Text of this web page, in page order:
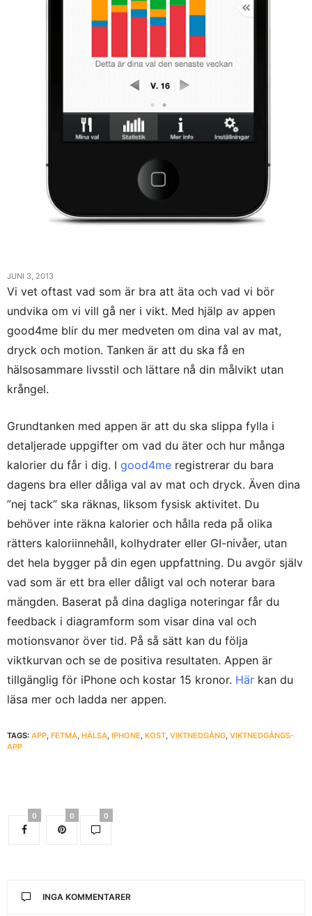
JUNI 3, 2013
Vi vet oftast vad som är bra att äta och vad vi bör
undvika om vi vill gå ner i vikt. Med hjälp av appen
good4me blir du mer medveten om dina val av mat,
dryck och motion. Tanken är att du ska få en
hälsosammare livsstil och lättare nå din målvikt utan
krångel.
Grundtanken med appen är att du ska slippa fylla i
detaljerade uppgifter om vad du äter och hur många
kalorier du får i dig. I good4me registrerar du bara
dagens bra eller dåliga val av mat och dryck. Även dina
”nej tack” ska räknas, liksom fysisk aktivitet. Du
behöver inte räkna kalorier och hålla reda på olika
rätters kaloriinnehåll, kolhydrater eller GI-nivåer, utan
det hela bygger på din egen uppfattning. Du avgör själv
vad som är ett bra eller dåligt val och noterar bara
mängden. Baserat på dina dagliga noteringar får du
feedback i diagramform som visar dina val och
motionsvanor över tid. På så sätt kan du följa
viktkurvan och se de positiva resultaten. Appen är
tillgänglig för iPhone och kostar 15 kronor. Här kan du
läsa mer och ladda ner appen.
TAGS: APP, FETMA, HÄLSA, IPHONE, KOST, VIKTNEDGÅNG, VIKTNEDGÅNGS-
APP
0 0 0
INGA KOMMENTARER